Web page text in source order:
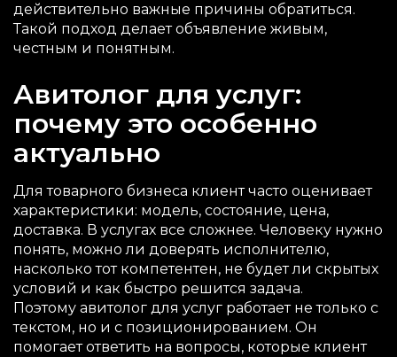
действительно важные причины обратиться.
Такой подход делает объявление живым,
честным и понятным.
Авитолог для услуг:
почему это особенно
актуально
Для товарного бизнеса клиент часто оценивает
характеристики: модель, состояние, цена,
доставка. В услугах все сложнее. Человеку нужно
понять, можно ли доверять исполнителю,
насколько тот компетентен, не будет ли скрытых
условий и как быстро решится задача.
Поэтому авитолог для услуг работает не только с
текстом, но и с позиционированием. Он
помогает ответить на вопросы, которые клиент